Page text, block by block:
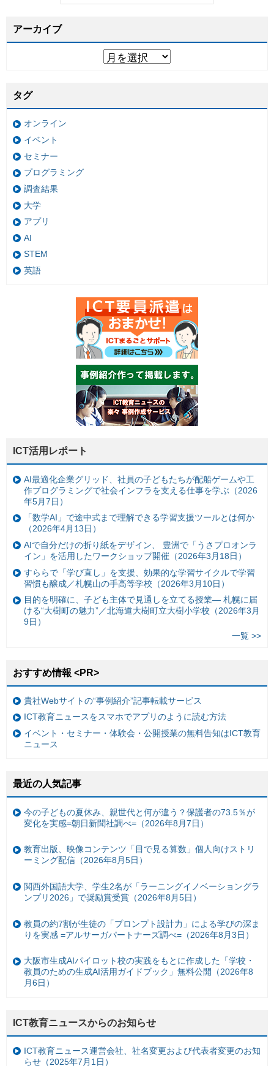
アーカイブ
タグ
オンライン
イベント
セミナー
プログラミング
調査結果
大学
アプリ
AI
STEM
英語
ICT活用レポート
AI最適化企業グリッド、社員の子どもたちが配船ゲームや工
作プログラミングで社会インフラを支える仕事を学ぶ（2026
年5月7日）
「数学AI」で途中式まで理解できる学習支援ツールとは何か
（2026年4月13日）
AIで自分だけの折り紙をデザイン、 豊洲で「うさプロオンラ
イン」を活用したワークショップ開催（2026年3月18日）
すららで「学び直し」を支援、効果的な学習サイクルで学習
習慣も醸成／札幌山の手高等学校（2026年3月10日）
目的を明確に、子ども主体で見通しを立てる授業— 札幌に届
ける“大樹町の魅力”／北海道大樹町立大樹小学校（2026年3月
9日）
一覧 >>
おすすめ情報 <PR>
貴社Webサイトの“事例紹介”記事転載サービス
ICT教育ニュースをスマホでアプリのように読む方法
イベント・セミナー・体験会・公開授業の無料告知はICT教育
ニュース
最近の人気記事
今の子どもの夏休み、親世代と何が違う？保護者の73.5％が
変化を実感=朝日新聞社調べ=（2026年8月7日）
教育出版、映像コンテンツ「目で見る算数」個人向けストリ
ーミング配信（2026年8月5日）
関西外国語大学、学生2名が「ラーニングイノベーショングラ
ンプリ2026」で奨励賞受賞（2026年8月5日）
教員の約7割が生徒の「プロンプト設計力」による学びの深ま
りを実感 =アルサーガパートナーズ調べ=（2026年8月3日）
大阪市生成AIパイロット校の実践をもとに作成した「学校・
教員のための生成AI活用ガイドブック」無料公開（2026年8
月6日）
ICT教育ニュースからのお知らせ
ICT教育ニュース運営会社、社名変更および代表者変更のお知
らせ（2025年7月1日）